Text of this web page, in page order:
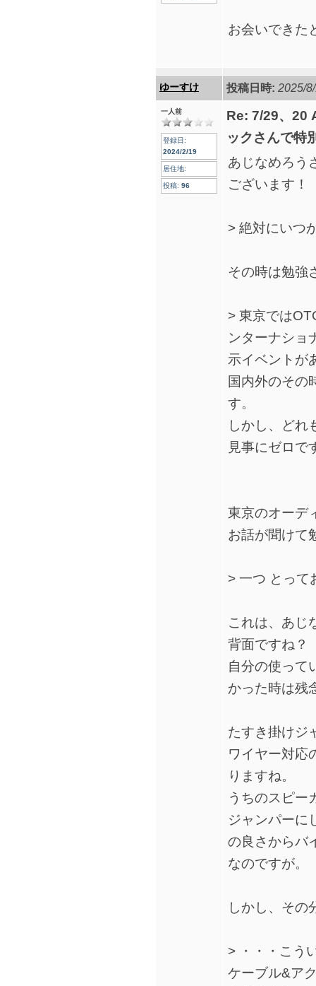
お会いできた
ゆーすけ 投稿日時: 2025/
一人前
登録日:
2024/2/19
居住地:
投稿: 96
Re: 7/29、20
ックさんで特
あじなめろう
ございます！
> 絶対にいつ
その時は勉強
> 東京では
ンターナショ
示イベントが
国内外のその
す。
しかし、どれ
見事にゼロで
東京のオーデ
お話が聞けて
> 一つ とって
これは、あじ
背面ですね？
自分の使って
かった時は残
たすき掛けジ
ワイヤー対応
りますね。
うちのスピー
ジャンパーに
の良さからバ
なのですが。
しかし、その
> ・・・こう
ケーブル&ア